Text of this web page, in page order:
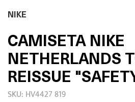
NIKE
CAMISETA NIKE
NETHERLANDS
REISSUE
SKU: HV4427 819